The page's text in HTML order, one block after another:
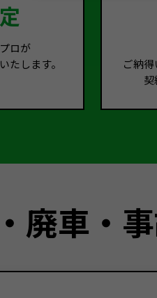
ロが
たします。
ご納得
契
廃車・